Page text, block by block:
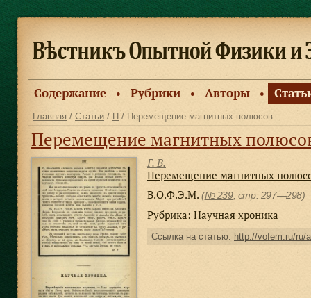
Содержание ● Рубрики ● Авторы ●
Главная / Статьи / П / Перемещение магнитных полюсов
Перемещение магнитных
Г. В.
Перемещение магнитных
В.О.Ф.Э.М. (№ 239, стр. 297—298)
Рубрика: Научная хроника
Ссылка на статью: http://vofem.ru/ru/